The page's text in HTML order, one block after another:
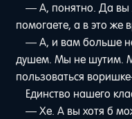
— А, понятно. Да вы
помогаете, а в это же
— А, и вам больше
душем. Мы не шутим.
пользоваться
Единство нашего
— Хе. А вы хотя б